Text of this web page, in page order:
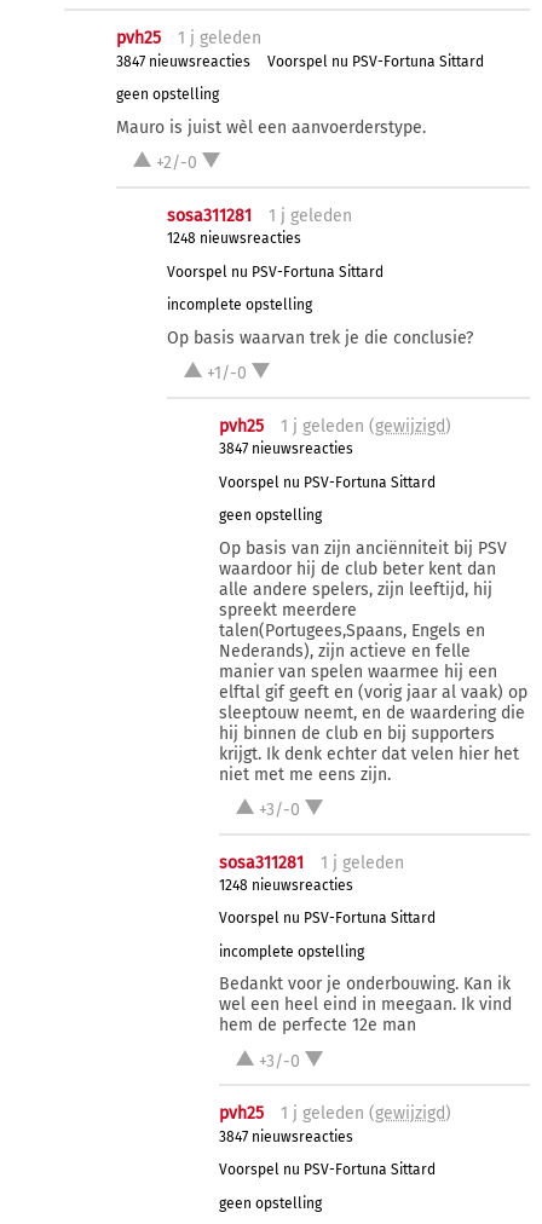
pvh25 1 j geleden
3847 nieuwsreacties
Voorspel nu PSV-Fortuna Sittard
geen opstelling
Mauro is juist wèl een aanvoerderstype.
+2/-0
sosa311281 1 j geleden
1248 nieuwsreacties
Voorspel nu PSV-Fortuna Sittard
incomplete opstelling
Op basis waarvan trek je die conclusie?
+1/-0
pvh25 1 j geleden (gewijzigd)
3847 nieuwsreacties
Voorspel nu PSV-Fortuna Sittard
geen opstelling
Op basis van zijn anciënniteit bij PSV
waardoor hij de club beter kent dan
alle andere spelers, zijn leeftijd, hij
spreekt meerdere
talen(Portugees,Spaans, Engels en
Nederands), zijn actieve en felle
manier van spelen waarmee hij een
elftal gif geeft en (vorig jaar al vaak) op
sleeptouw neemt, en de waardering die
hij binnen de club en bij supporters
krijgt. Ik denk echter dat velen hier het
niet met me eens zijn.
+3/-0
sosa311281 1 j geleden
1248 nieuwsreacties
Voorspel nu PSV-Fortuna Sittard
incomplete opstelling
Bedankt voor je onderbouwing. Kan ik
wel een heel eind in meegaan. Ik vind
hem de perfecte 12e man
+3/-0
pvh25 1 j geleden (gewijzigd)
3847 nieuwsreacties
Voorspel nu PSV-Fortuna Sittard
geen opstelling